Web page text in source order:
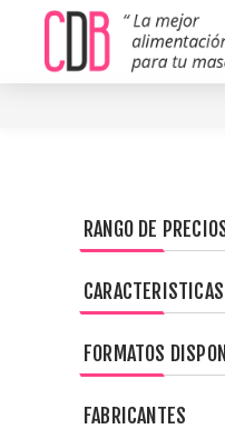
RANGO DE
CARACTERISTICAS
FORMATOS
FABRICANTES